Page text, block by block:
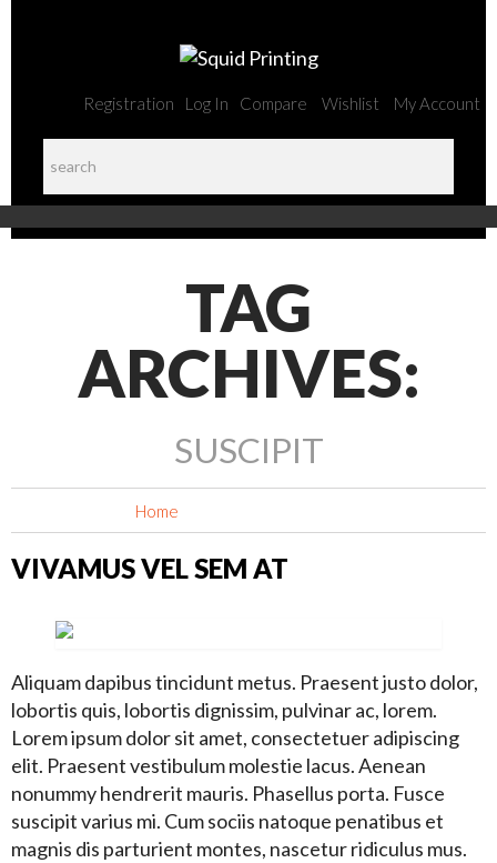
Registration Log In Compare Wishlist My Account
TAG
ARCHIVES:
SUSCIPIT
Home
VIVAMUS VEL SEM AT
Aliquam dapibus tincidunt metus. Praesent justo dolor,
lobortis quis, lobortis dignissim, pulvinar ac, lorem.
Lorem ipsum dolor sit amet, consectetuer adipiscing
elit. Praesent vestibulum molestie lacus. Aenean
nonummy hendrerit mauris. Phasellus porta. Fusce
suscipit varius mi. Cum sociis natoque penatibus et
magnis dis parturient montes, nascetur ridiculus mus.